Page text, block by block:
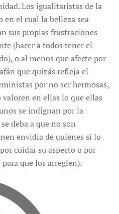
Los igualitaristas de la
en el cual la belleza sea
sus propias frustraciones
(hacer a todos tener el
o al menos que afecte por
que quizás refleja el
por no ser hermosas,
en ellas lo que ellas
se indignan por la
deba a que no son
envidia de quienes sí lo
cuidar su aspecto o por
que los arreglen).